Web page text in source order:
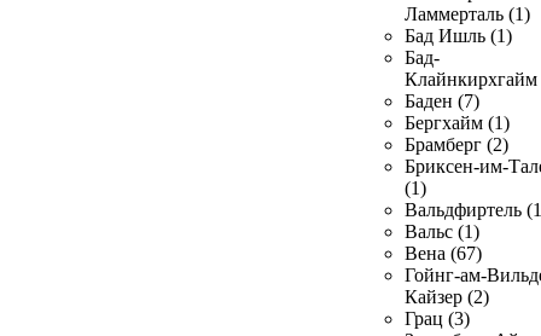
Ламмерталь (1)
Бад Ишль (1)
Бад-
Клайнкирхгайм
Баден (7)
Бергхайм (1)
Брамберг (2)
Бриксен-им-
(1)
Вальдфиртель
Вальс (1)
Вена (67)
Гойнг-ам-
Кайзер (2)
Грац (3)